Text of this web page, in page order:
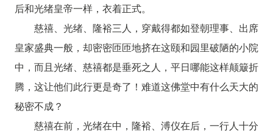
后和光绪皇帝一样，衣着正式。
慈禧、光绪、隆裕三人，穿戴得都如登朝理事、出席
皇家盛典一般，却密密匝匝地挤在这颐和园里破陋的小院
中，而且光绪、慈禧都是垂死之人，平日哪能这样颠簸折
腾，这让他们此行更是奇了！难道这佛堂中有什么天大的
秘密不成？
慈禧在前，光绪在中，隆裕、溥仪在后，一行人十分